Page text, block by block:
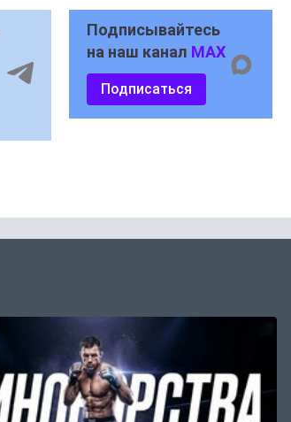
Подписывайтесь
на наш канал MAX
Подписаться